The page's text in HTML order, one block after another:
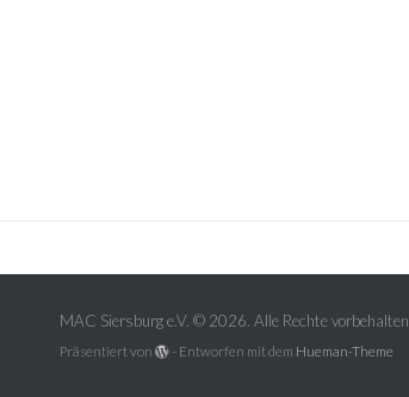
MAC Siersburg e.V. © 2026. Alle Rechte vorbehalten.
Präsentiert von - Entworfen mit dem Hueman-Theme